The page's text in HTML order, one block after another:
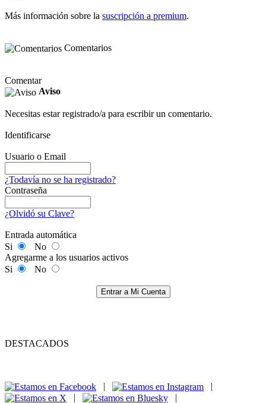
Más información sobre la suscripción a premium.
Comentarios
Comentar
Aviso
Necesitas estar registrado/a para escribir un comentario.
Identificarse
Usuario o Email
¿Todavía no se ha registrado?
Contraseña
¿Olvidó su Clave?
Entrada automática
Si
No
Agregarme a los usuarios activos
Si
No
Entrar a Mi Cuenta
DESTACADOS
|
|
|
|